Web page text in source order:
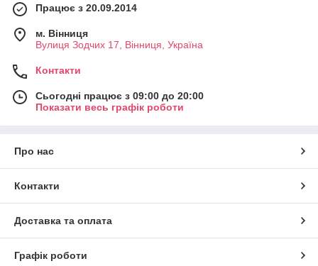
Працює з 20.09.2014
м. Вінниця
Вулиця Зодчих 17, Вінниця, Україна
Контакти
Сьогодні працює з 09:00 до 20:00
Показати весь графік роботи
Про нас
Контакти
Доставка та оплата
Графік роботи